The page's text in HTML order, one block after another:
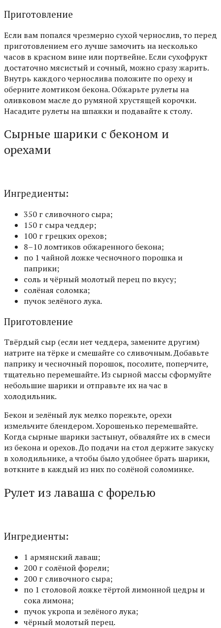
Приготовление
Если вам попался чрезмерно сухой чернослив, то перед
приготовлением его лучше замочить на несколько
часов в красном вине или портвейне. Если сухофрукт
достаточно мясистый и сочный, можно сразу жарить.
Внутрь каждого чернослива положите по ореху и
оберните ломтиком бекона. Обжарьте рулеты на
оливковом масле до румяной хрустящей корочки.
Насадите рулеты на шпажки и подавайте к столу.
Сырные шарики с беконом и
орехами
Ингредиенты:
350 г сливочного сыра;
150 г сыра чеддер;
100 г грецких орехов;
8–10 ломтиков обжаренного бекона;
по 1 чайной ложке чесночного порошка и
паприки;
соль и чёрный молотый перец по вкусу;
солёная соломка;
пучок зелёного лука.
Приготовление
Твёрдый сыр (если нет чеддера, замените другим)
натрите на тёрке и смешайте со сливочным. Добавьте
паприку и чесночный порошок, посолите, поперчите,
тщательно перемешайте. Из сырной массы сформуйте
небольшие шарики и отправьте их на час в
холодильник.
Бекон и зелёный лук мелко порежьте, орехи
измельчите блендером. Хорошенько перемешайте.
Когда сырные шарики застынут, обваляйте их в смеси
из бекона и орехов. До подачи на стол держите закуску
в холодильнике, а чтобы было удобнее брать шарики,
воткните в каждый из них по солёной соломинке.
Рулет из лаваша с форелью
Ингредиенты:
1 армянский лаваш;
200 г солёной форели;
200 г сливочного сыра;
по 1 столовой ложке тёртой лимонной цедры и
сока лимона;
пучок укропа и зелёного лука;
чёрный молотый перец.